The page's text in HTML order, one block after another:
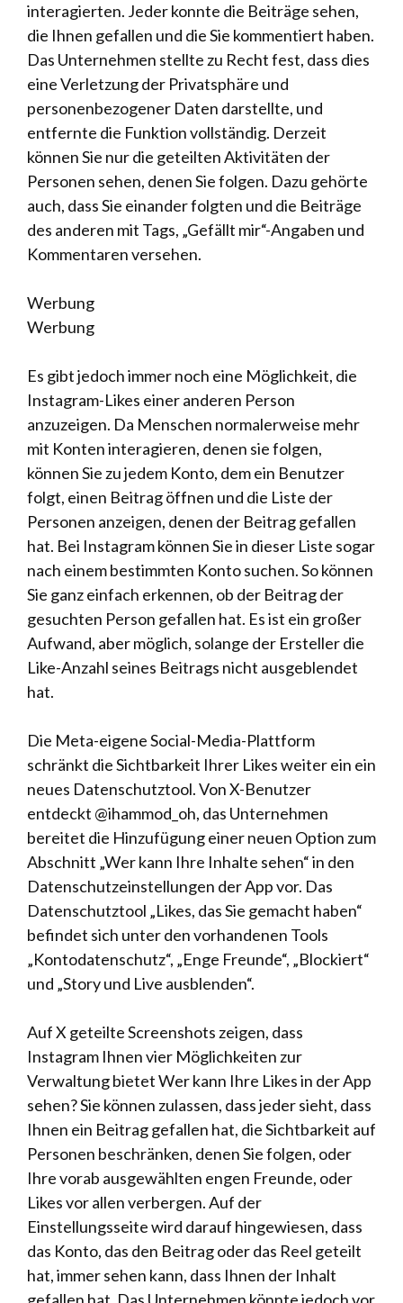
interagierten. Jeder konnte die Beiträge sehen,
die Ihnen gefallen und die Sie kommentiert haben.
Das Unternehmen stellte zu Recht fest, dass dies
eine Verletzung der Privatsphäre und
personenbezogener Daten darstellte, und
entfernte die Funktion vollständig. Derzeit
können Sie nur die geteilten Aktivitäten der
Personen sehen, denen Sie folgen. Dazu gehörte
auch, dass Sie einander folgten und die Beiträge
des anderen mit Tags, „Gefällt mir“-Angaben und
Kommentaren versehen.
Werbung
Werbung
Es gibt jedoch immer noch eine Möglichkeit, die
Instagram-Likes einer anderen Person
anzuzeigen. Da Menschen normalerweise mehr
mit Konten interagieren, denen sie folgen,
können Sie zu jedem Konto, dem ein Benutzer
folgt, einen Beitrag öffnen und die Liste der
Personen anzeigen, denen der Beitrag gefallen
hat. Bei Instagram können Sie in dieser Liste sogar
nach einem bestimmten Konto suchen. So können
Sie ganz einfach erkennen, ob der Beitrag der
gesuchten Person gefallen hat. Es ist ein großer
Aufwand, aber möglich, solange der Ersteller die
Like-Anzahl seines Beitrags nicht ausgeblendet
hat.
Die Meta-eigene Social-Media-Plattform
schränkt die Sichtbarkeit Ihrer Likes weiter ein ein
neues Datenschutztool. Von X-Benutzer
entdeckt @ihammod_oh, das Unternehmen
bereitet die Hinzufügung einer neuen Option zum
Abschnitt „Wer kann Ihre Inhalte sehen“ in den
Datenschutzeinstellungen der App vor. Das
Datenschutztool „Likes, das Sie gemacht haben“
befindet sich unter den vorhandenen Tools
„Kontodatenschutz“, „Enge Freunde“, „Blockiert“
und „Story und Live ausblenden“.
Auf X geteilte Screenshots zeigen, dass
Instagram Ihnen vier Möglichkeiten zur
Verwaltung bietetWer kann Ihre Likes in der App
sehen? Sie können zulassen, dass jeder sieht, dass
Ihnen ein Beitrag gefallen hat, die Sichtbarkeit auf
Personen beschränken, denen Sie folgen, oder
Ihre vorab ausgewählten engen Freunde, oder
Likes vor allen verbergen. Auf der
Einstellungsseite wird darauf hingewiesen, dass
das Konto, das den Beitrag oder das Reel geteilt
hat, immer sehen kann, dass Ihnen der Inhalt